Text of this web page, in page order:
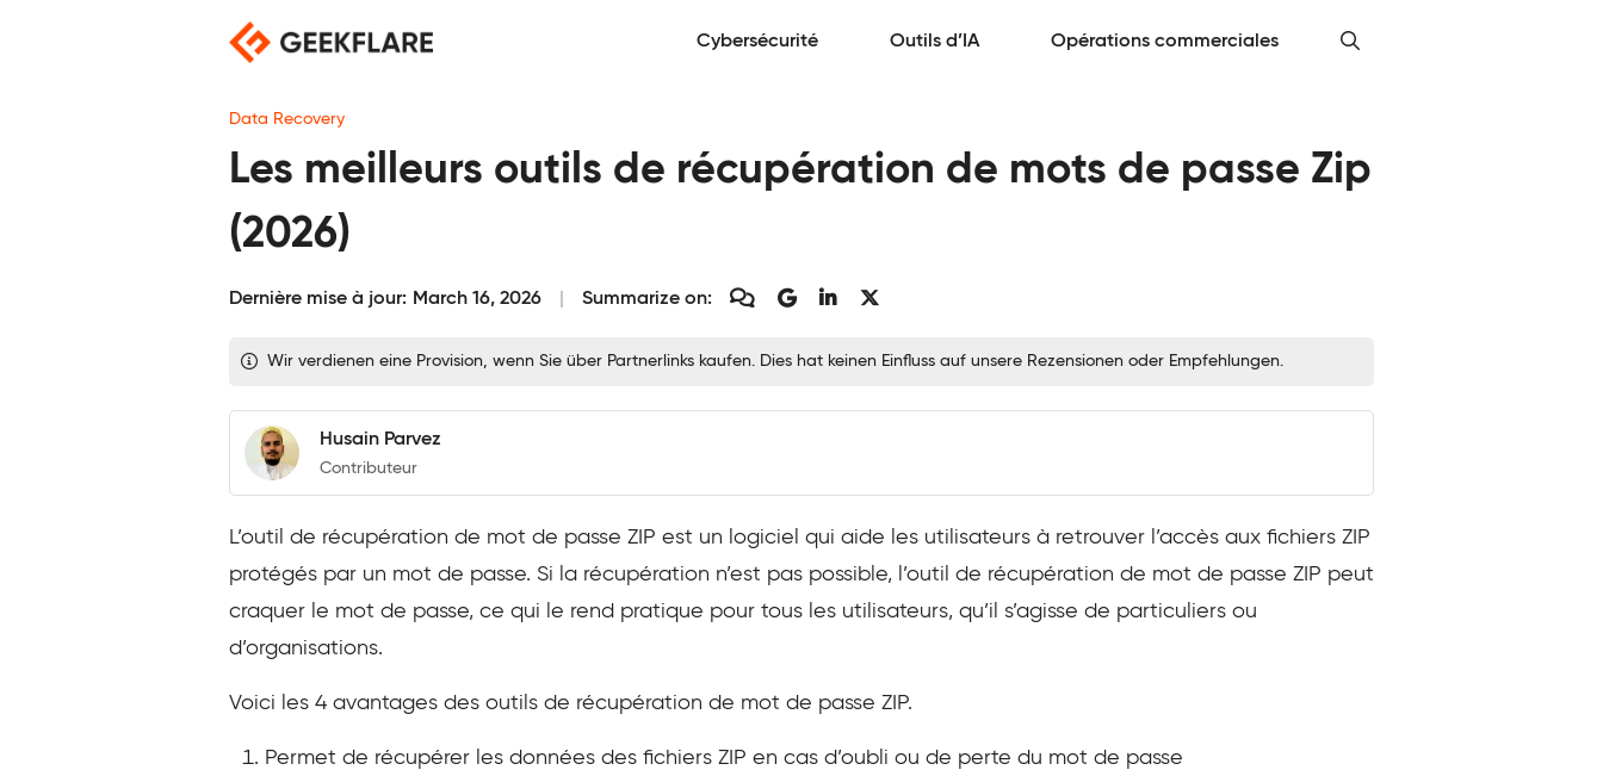
Cybersécurité Outils d’IA Opérations commerciales
Data Recovery
Les meilleurs outils de récupération de mots de passe Zip
(2026)
Dernière mise à jour: March 16, 2026 Summarize on:
Wir verdienen eine Provision, wenn Sie über Partnerlinks kaufen. Dies hat keinen Einfluss auf unsere Rezensionen oder Empfehlungen.
Husain Parvez
Contributeur
L’outil de récupération de mot de passe ZIP est un logiciel qui aide les utilisateurs à retrouver l’accès aux fichiers ZIP
protégés par un mot de passe. Si la récupération n’est pas possible, l’outil de récupération de mot de passe ZIP peut
craquer le mot de passe, ce qui le rend pratique pour tous les utilisateurs, qu’il s’agisse de particuliers ou
d’organisations.
Voici les 4 avantages des outils de récupération de mot de passe ZIP.
Permet de récupérer les données des fichiers ZIP en cas d’oubli ou de perte du mot de passe